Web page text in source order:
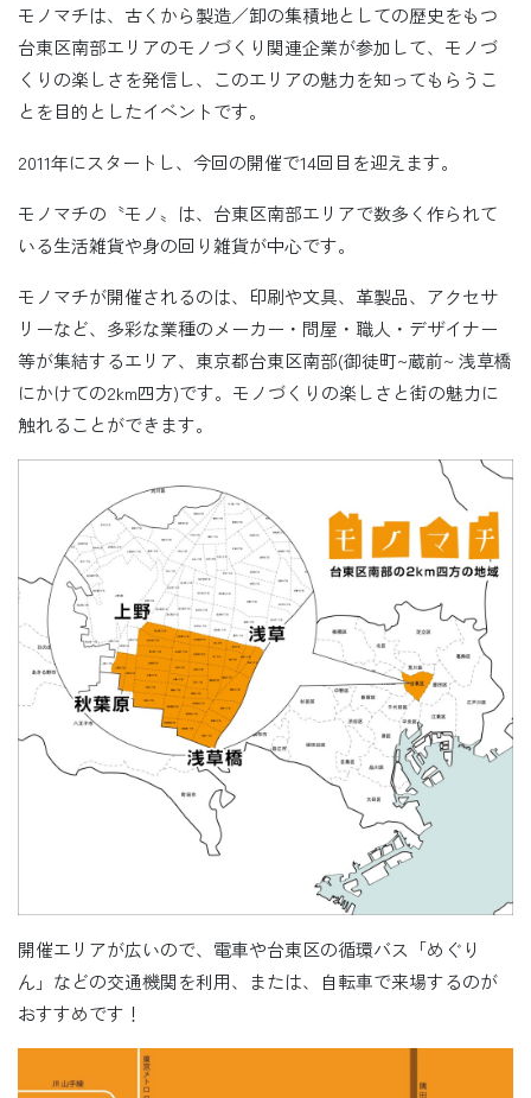
モノマチは、古くから製造／卸の集積地としての歴史をもつ
台東区南部エリアのモノづくり関連企業が参加して、モノづ
くりの楽しさを発信し、このエリアの魅力を知ってもらうこ
とを目的としたイベントです。
2011年にスタートし、今回の開催で14回目を迎えます。
モノマチの〝モノ〟は、台東区南部エリアで数多く作られて
いる生活雑貨や身の回り雑貨が中心です。
モノマチが開催されるのは、印刷や文具、革製品、アクセサ
リーなど、多彩な業種のメーカー・問屋・職人・デザイナー
等が集結するエリア、東京都台東区南部(御徒町~蔵前~ 浅草橋
にかけての2km四方)です。モノづくりの楽しさと街の魅力に
触れることができます。
開催エリアが広いので、電車や台東区の循環バス「めぐり
ん」などの交通機関を利用、または、自転車で来場するのが
おすすめです！